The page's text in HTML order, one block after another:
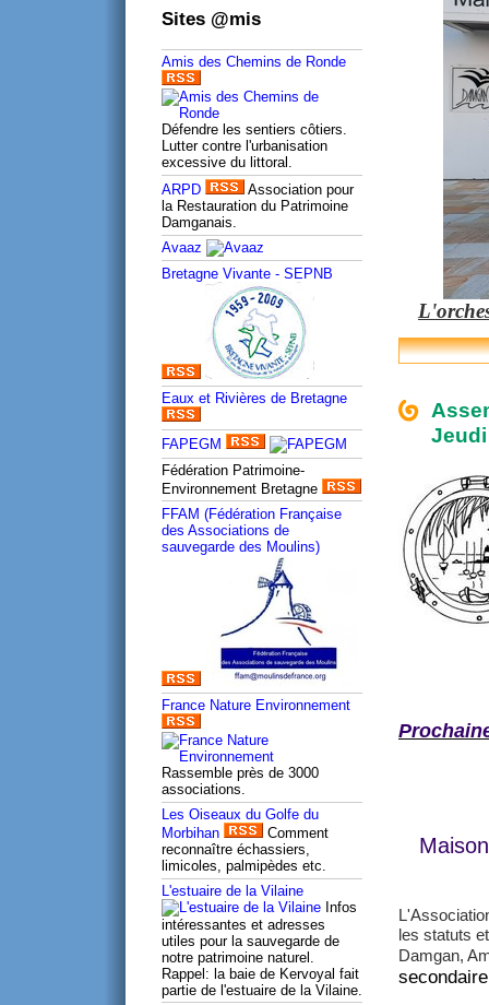
les statuts
Damgan,
Sites @mis
Amis des Chemins de Ronde
Défendre les sentiers côtiers.
Lutter contre l'urbanisation
excessive du littoral.
ARPD
Association pour
la Restauration du Patrimoine
Damganais.
Avaaz
Bretagne Vivante - SEPNB
Eaux et Rivières de Bretagne
FAPEGM
Fédération Patrimoine-
Environnement Bretagne
FFAM (Fédération Française
des Associations de
sauvegarde des Moulins)
France Nature Environnement
Rassemble près de 3000
associations.
Les Oiseaux du Golfe du
Morbihan
Comment
reconnaître échassiers,
limicoles, palmipèdes etc.
L'estuaire de la Vilaine
Infos
intéressantes et adresses
utiles pour la sauvegarde de
notre patrimoine naturel.
Rappel: la baie de Kervoyal fait
partie de l'estuaire de la Vilaine.